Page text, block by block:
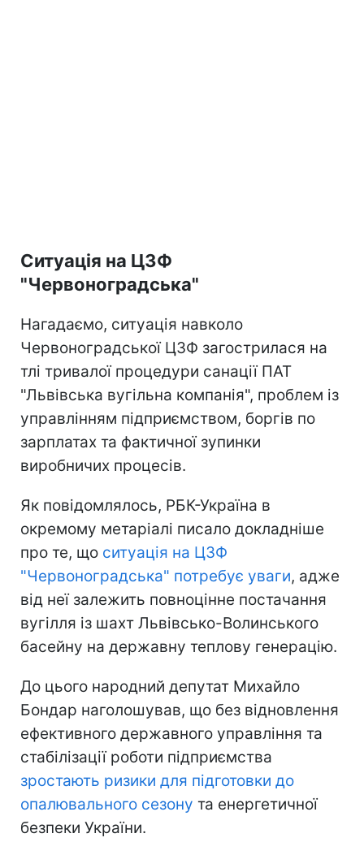
Ситуація на ЦЗФ
"Червоноградська"
Нагадаємо, ситуація навколо
Червоноградської ЦЗФ загострилася на
тлі тривалої процедури санації ПАТ
"Львівська вугільна компанія", проблем із
управлінням підприємством, боргів по
зарплатах та фактичної зупинки
виробничих процесів.
Як повідомлялось, РБК-Україна в
окремому метаріалі писало докладніше
про те, що ситуація на ЦЗФ
"Червоноградська" потребує уваги, адже
від неї залежить повноцінне постачання
вугілля із шахт Львівсько-Волинського
басейну на державну теплову генерацію.
До цього народний депутат Михайло
Бондар наголошував, що без відновлення
ефективного державного управління та
стабілізації роботи підприємства
зростають ризики для підготовки до
опалювального сезону та енергетичної
безпеки України.